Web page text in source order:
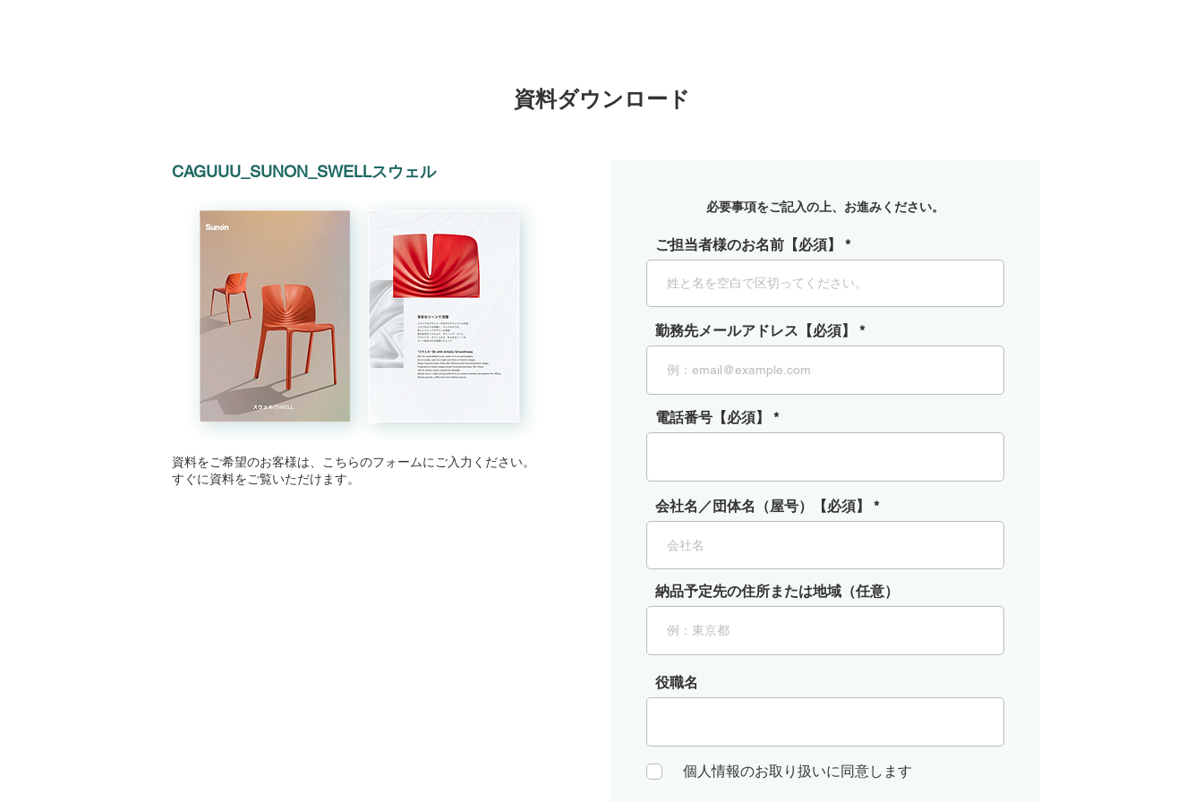
​資料ダウンロード
CAGUUU_SUNON_SWELLスウェル
資料をご希望のお客様は、こちらのフォームにご入力ください。
すぐに資料をご覧いただけます。
必要事項をご記入の上、お進みください。
ご担当者様のお名前【必須】
勤務先メールアドレス【必須】
電話番号【必須】
会社名／団体名（屋号）【必須】
納品予定先の住所または地域（任意）
役職名
個人情報のお取り扱いに同意します